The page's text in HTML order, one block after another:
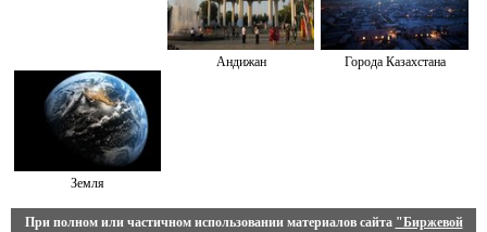
Андижан Города Казахстана
Земля
При полном или частичном использовании материалов сайта "Биржевой